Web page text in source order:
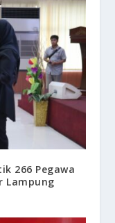
266 Pegawa
Lampung